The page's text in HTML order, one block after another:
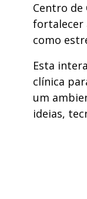
Centro de
fortalecer
como
Esta
clínica
um
ideias,